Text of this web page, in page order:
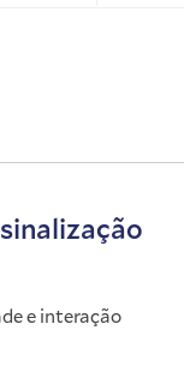
e interação